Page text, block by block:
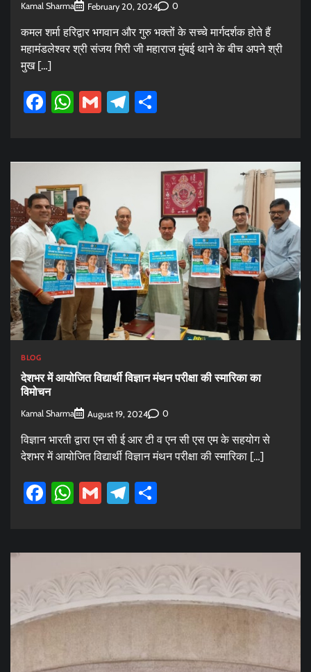
Kamal Sharma February 20, 2024 0
कमल शर्मा हरिद्वार भगवान और गुरु भक्तों के सच्चे मार्गदर्शक होते हैं
महामंडलेश्वर श्री संजय गिरी जी महाराज मुंबई थाने के बीच अपने श्री
मुख […]
Facebook
WhatsApp
GmailTelegram
BLOG
देशभर में आयोजित विद्यार्थी विज्ञान मंथन परीक्षा की स्मारिका का
विमोचन
Kamal Sharma August 19, 2024 0
विज्ञान भारती द्वारा एन सी ई आर टी व एन सी एस एम के सहयोग से
देशभर में आयोजित विद्यार्थी विज्ञान मंथन परीक्षा की स्मारिका […]
Facebook
WhatsApp
GmailTelegram